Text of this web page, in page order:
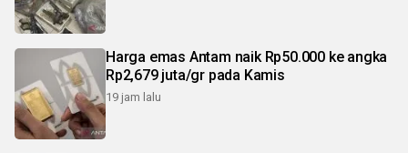
Harga emas Antam naik Rp50.000 ke angka
Rp2,679 juta/gr pada Kamis
19 jam lalu